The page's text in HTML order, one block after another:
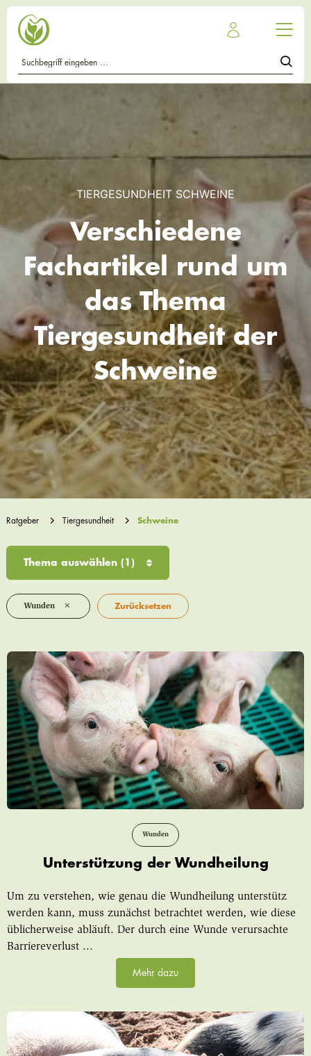
TIERGESUNDHEIT SCHWEINE
Verschiedene
Fachartikel rund um
das Thema
Tiergesundheit der
Schweine
Ratgeber Tiergesundheit Schweine
Thema auswählen (1)
Wunden × Zurücksetzen
Wunden
Unterstützung der Wundheilung
Um zu verstehen, wie genau die Wundheilung unterstütz
werden kann, muss zunächst betrachtet werden, wie diese
üblicherweise abläuft. Der durch eine Wunde verursachte
Barriereverlust ...
Mehr dazu